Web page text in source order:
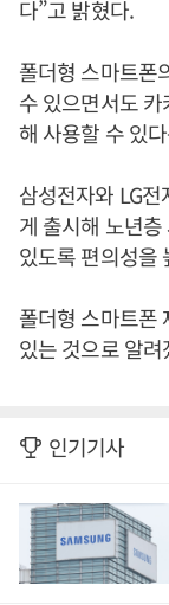
다”고 밝혔다.
폴더형 스마트폰
수 있으면서도
해 사용할 수 있
삼성전자와 LG
게 출시해 노년
있도록 편의성을
폴더형 스마트폰
있는 것으로 알
인기기사